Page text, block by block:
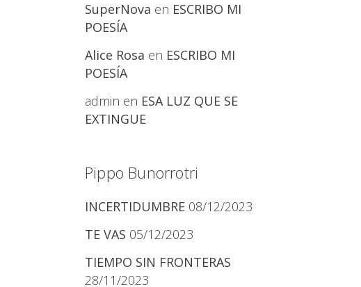
SuperNova en ESCRIBO MI
POESÍA
Alice Rosa en ESCRIBO MI
POESÍA
admin en ESA LUZ QUE SE
EXTINGUE
Pippo Bunorrotri
INCERTIDUMBRE 08/12/2023
TE VAS 05/12/2023
TIEMPO SIN FRONTERAS
28/11/2023